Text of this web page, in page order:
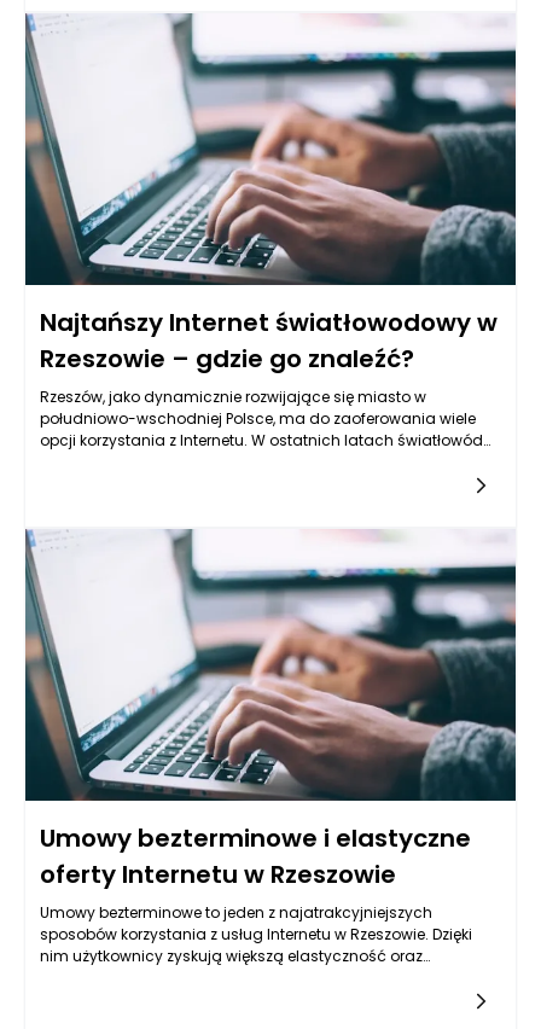
takich jak telewizja czy telefonia, ceny mogą znacznie się
różnić. Dla przykładu, podstawowy plan ze średnimi
prędkościami wynoszącymi od 100 do 300 Mbps często
można znaleźć w okolicach 70-100 zł miesięcznie. Z kolei
bardziej zaawansowane pakiety oferujące prędkości
sięgające 1 Gbps mogą kosztować znacznie więcej, w
okolicach 150-200 zł miesięcznie. Warto zaznaczyć, że
niektórzy dostawcy oferują promocje lub rabaty dla nowych
klientów, co wpłynąć może na obniżenie kosztów.
Najtańszy Internet światłowodowy w
Rzeszowie – gdzie go znaleźć?
Rzeszów, jako dynamicznie rozwijające się miasto w
południowo-wschodniej Polsce, ma do zaoferowania wiele
opcji korzystania z Internetu. W ostatnich latach światłowód
danych i stabilnemu połączeniu. Mnogość dostawców oraz
najtańszy Internet światłowodowy w Rzeszowie. Kluczowe
znaczenie ma nie tylko cena, ale także jakość obsługi klienta,
dostępność oraz opcje dodatkowe, które mogą wpłynąć na
ostateczny koszt miesięczny.
Umowy bezterminowe i elastyczne
oferty Internetu w Rzeszowie
Umowy bezterminowe to jeden z najatrakcyjniejszych
sposobów korzystania z usług Internetu w Rzeszowie. Dzięki
nim użytkownicy zyskują większą elastyczność oraz